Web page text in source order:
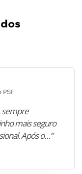
sempre
mais seguro
Após o…”